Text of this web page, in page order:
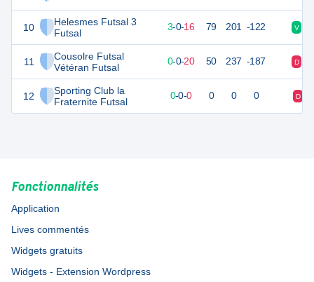
10
Helesmes Futsal 3
Futsal
11
Cousolre Futsal
Vétéran Futsal
12
Sporting Club la
Fraternite Futsal
8 3-0-16 79 201 -122 V
0-0-20 50 237 -187 D
0 0-0-0 0 0 0 D
Fonctionnalités
Application
Lives commentés
Widgets gratuits
Widgets - Extension Wordpress